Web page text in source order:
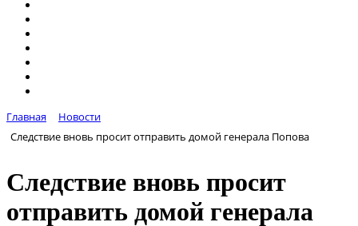
Главная
Новости
Следствие вновь просит отправить домой генерала Попова
Следствие вновь просит
отправить домой генерала